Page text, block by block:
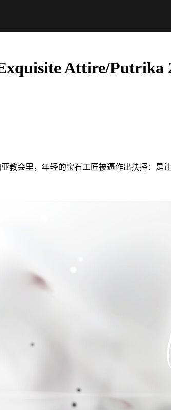
Attire/
教会里，年轻的宝石工匠被逼作出抉择：是